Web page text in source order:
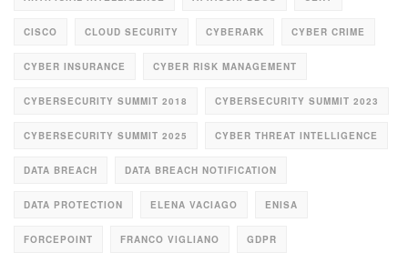
CISCO CLOUD SECURITY CYBERARK CYBER CRIME
CYBER INSURANCE CYBER RISK MANAGEMENT
CYBERSECURITY SUMMIT 2018 CYBERSECURITY SUMMIT 2023
CYBERSECURITY SUMMIT 2025 CYBER THREAT INTELLIGENCE
DATA BREACH DATA BREACH NOTIFICATION
DATA PROTECTION ELENA VACIAGO ENISA
FORCEPOINT FRANCO VIGLIANO GDPR